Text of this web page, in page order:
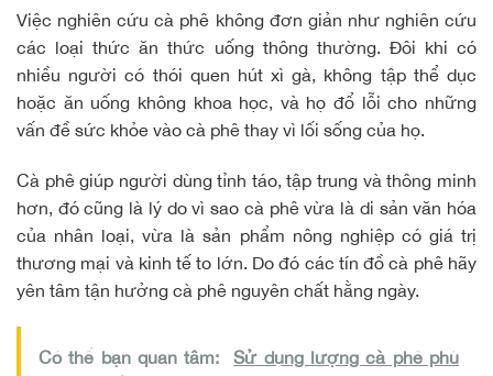
Việc nghiên cứu cà phê không đơn giản như nghiên cứu
các loại thức ăn thức uống thông thường. Đôi khi có
nhiều người có thói quen hút xì gà, không tập thể dục
hoặc ăn uống không khoa học, và họ đổ lỗi cho những
vấn đề sức khỏe vào cà phê thay vì lối sống của họ.
Cà phê giúp người dùng tỉnh táo, tập trung và thông minh
hơn, đó cũng là lý do vì sao cà phê vừa là di sản văn hóa
của nhân loại, vừa là sản phẩm nông nghiệp có giá trị
thương mại và kinh tế to lớn. Do đó các tín đồ cà phê hãy
yên tâm tận hưởng cà phê nguyên chất hằng ngày.
Có thể bạn quan tâm:
Sử dụng lượng cà phê phù